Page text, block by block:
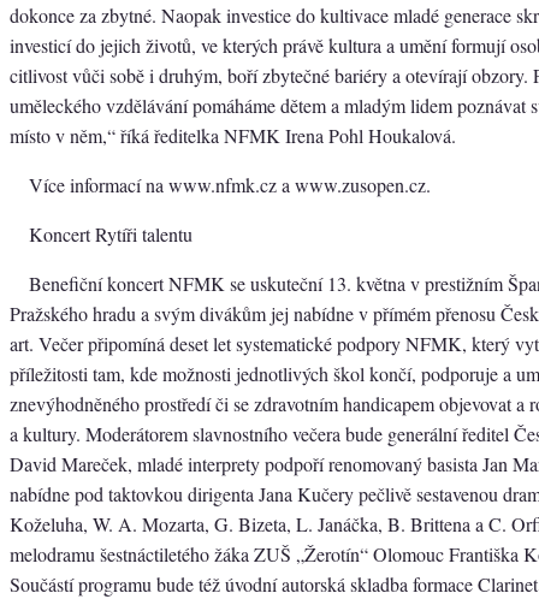
dokonce za zbytné. Naopak investice do kultivace mladé generace
investicí do jejich životů, ve kterých právě kultura a umění formují
citlivost vůči sobě i druhým, boří zbytečné bariéry a otevírají obzory.
uměleckého vzdělávání pomáháme dětem a mladým lidem poznávat
místo v něm,“ říká ředitelka NFMK Irena Pohl Houkalová.
Více informací na www.nfmk.cz a www.zusopen.cz.
Koncert Rytíři talentu
Benefiční koncert NFMK se uskuteční 13. května v prestižním
Pražského hradu a svým divákům jej nabídne v přímém přenosu
art. Večer připomíná deset let systematické podpory NFMK, který
příležitosti tam, kde možnosti jednotlivých škol končí, podporuje a
znevýhodněného prostředí či se zdravotním handicapem objevovat a
a kultury. Moderátorem slavnostního večera bude generální ředitel
David Mareček, mladé interprety podpoří renomovaný basista Jan
nabídne pod taktovkou dirigenta Jana Kučery pečlivě sestavenou
Koželuha, W. A. Mozarta, G. Bizeta, L. Janáčka, B. Brittena a C.
melodramu šestnáctiletého žáka ZUŠ „Žerotín“ Olomouc Františka
Součástí programu bude též úvodní autorská skladba formace